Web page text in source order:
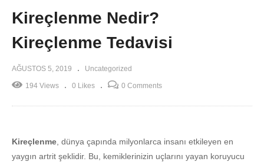
Kireçlenme Nedir?
Kireçlenme Tedavisi
AĞUSTOS 5, 2019 Uncategorized
194 Views 0 Likes 0 Comments
Kireçlenme , dünya çapında milyonlarca insanı etkileyen en
yaygın artrit şeklidir. Bu, kemiklerinizin uçlarını yayan koruyucu